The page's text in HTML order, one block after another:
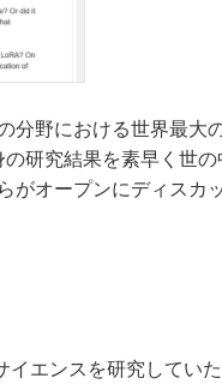
分野における世界最大
研究結果を素早く世の
がオープンにディスカ
エンスを研究してい